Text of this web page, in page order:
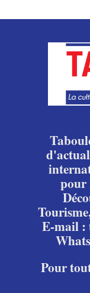
pour
E-mail :
Pour